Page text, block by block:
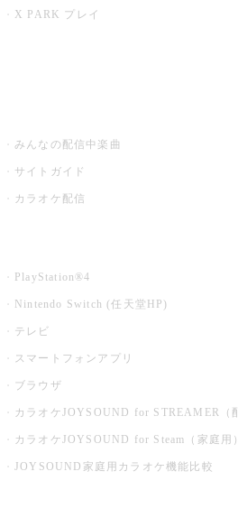
X PARK プレイ
みんなの配信中楽曲
サイトガイド
カラオケ配信
PlayStation®4
Nintendo Switch (任天堂HP)
テレビ
スマートフォンアプリ
ブラウザ
カラオケJOYSOUND for STREAMER（
カラオケJOYSOUND for Steam（家庭用）
JOYSOUND家庭用カラオケ機能比較